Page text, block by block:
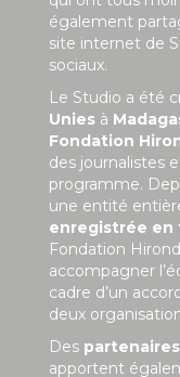
également
site internet de
sociaux.
Le Studio a été
Unies à
Fondation
des journalistes
programme.
une entité
enregistrée en
Fondation
accompagner
cadre d’un
deux
Des
apportent